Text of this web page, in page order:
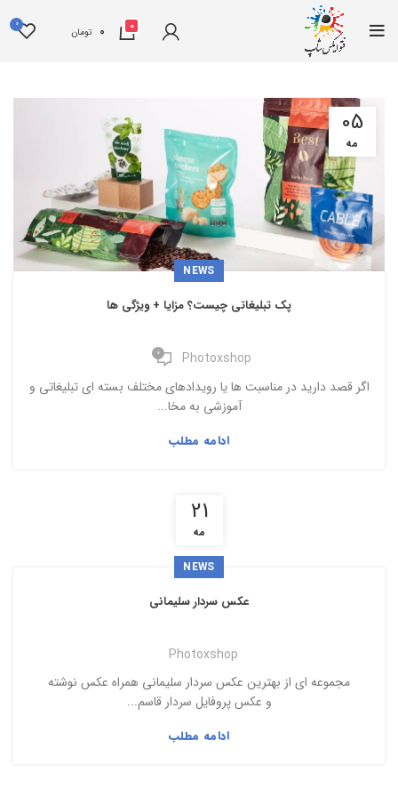
0
0 تومان
0
05
مه
NEWS
پک تبلیغاتی چیست؟ مزایا + ویژگی ها
Photoxshop
0
اگر قصد دارید در مناسبت ها یا رویدادهای مختلف بسته ای تبلیغاتی و
آموزشی به مخا...
ادامه مطلب
21
مه
NEWS
عکس سردار سلیمانی
Photoxshop
مجموعه ای از بهترین عکس سردار سلیمانی همراه عکس نوشته
و عکس پروفایل سردار قاسم...
ادامه مطلب